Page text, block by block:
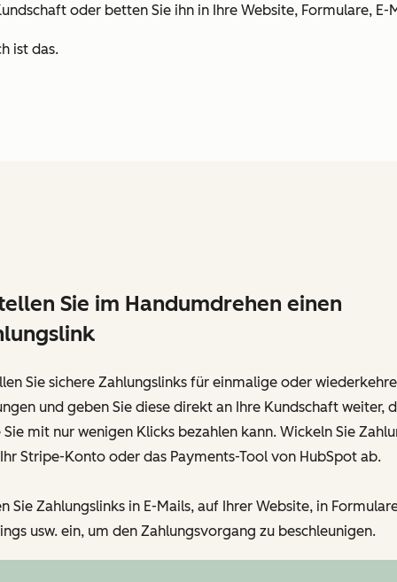
oder betten Sie ihn in Ihre Website, Formulare, E-
ist das.
Sie im Handumdrehen einen
Sie sichere Zahlungslinks für einmalige oder
und geben Sie diese direkt an Ihre Kundschaft weiter,
Sie mit nur wenigen Klicks bezahlen kann. Wickeln Sie
Stripe-Konto oder das Payments-Tool von HubSpot ab.
Sie Zahlungslinks in E-Mails, auf Ihrer Website, in
usw. ein, um den Zahlungsvorgang zu beschleunigen.